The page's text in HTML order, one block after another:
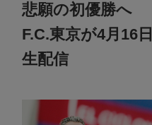
悲願の初優勝へ
F.C.東京が4月16
生配信